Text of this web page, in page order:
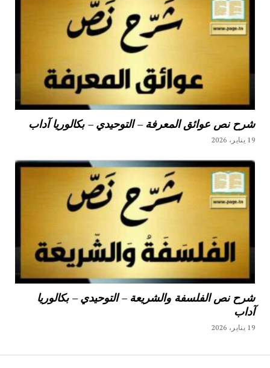
شرح نص عوائق المعرفة – التوحيدي – بكالوريا آداب
19 يناير، 2026
شرح نص الفلسفة والشريعة – التوحيدي – بكالوريا
آداب
19 يناير، 2026